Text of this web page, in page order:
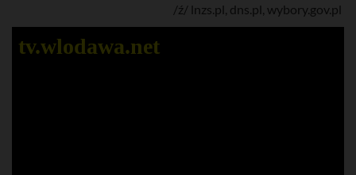
/ź/ lnzs.pl, dns.pl, wybory.gov.pl
tv.wlodawa.net